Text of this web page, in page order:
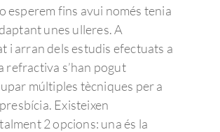
esperem fins avui només tenia
unes ulleres. A
i arran dels estudis efectuats a
refractiva s’han pogut
múltiples tècniques per a
Existeixen
2 opcions: una és la